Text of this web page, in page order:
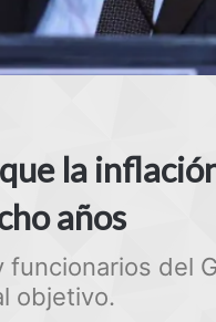
la
años
funcionarios del
objetivo.